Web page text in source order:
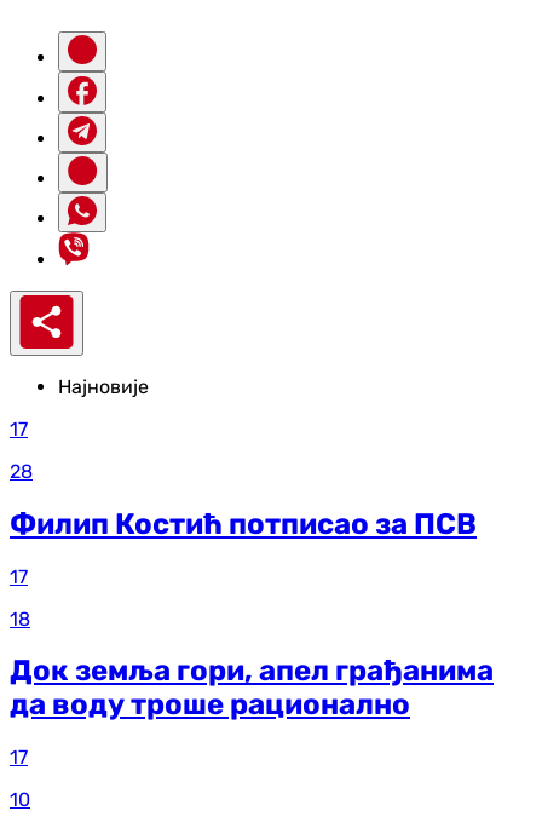
Најновије
17
28
Филип Костић потписао за ПСВ
17
18
Док земља гори, апел грађанима
да воду троше рационално
17
10